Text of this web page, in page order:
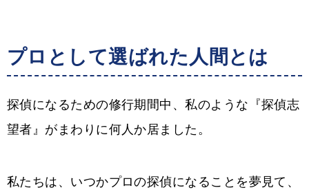
プロとして選ばれた人間とは
探偵になるための修行期間中、私のような『探偵志
望者』がまわりに何人か居ました。
私たちは、いつかプロの探偵になることを夢見て、